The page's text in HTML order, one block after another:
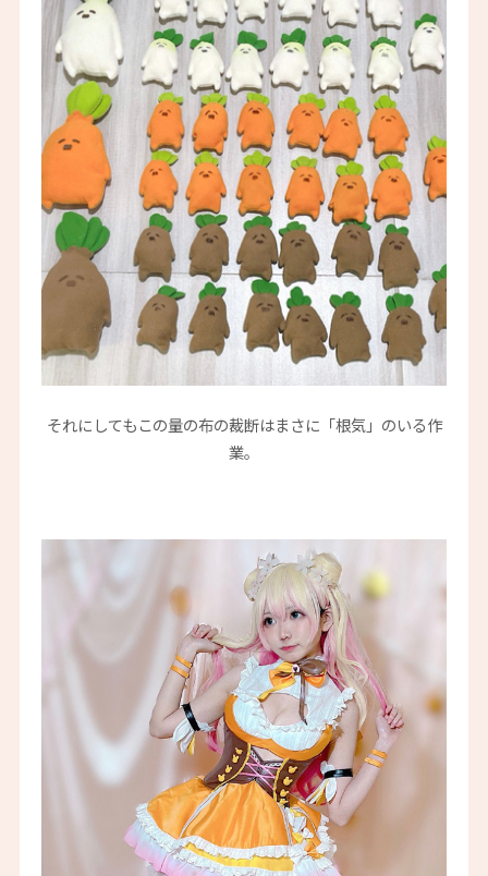
それにしてもこの量の布の裁断はまさに「根気」のいる作
業。